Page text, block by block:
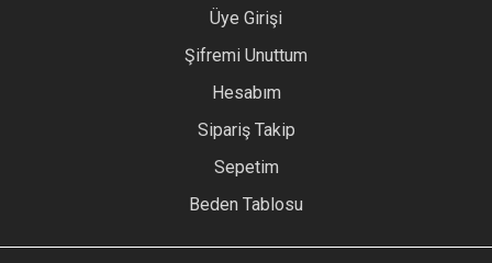
Üye Girişi
Şifremi Unuttum
Hesabım
Sipariş Takip
Sepetim
Beden Tablosu